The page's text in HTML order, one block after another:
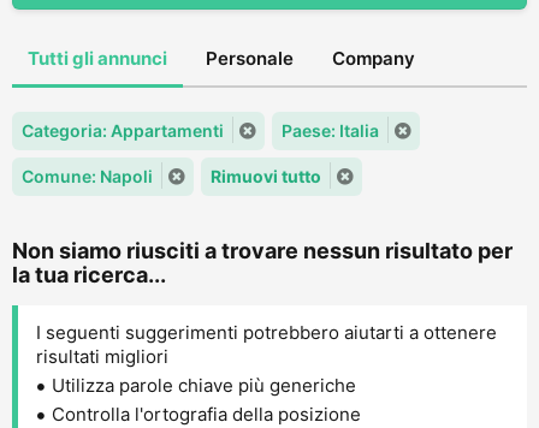
Tutti gli annunci Personale Company
Categoria: Appartamenti Paese: Italia
Comune: Napoli Rimuovi tutto
Non siamo riusciti a trovare nessun risultato per
la tua ricerca...
I seguenti suggerimenti potrebbero aiutarti a ottenere
risultati migliori
Utilizza parole chiave più generiche
Controlla l'ortografia della posizione